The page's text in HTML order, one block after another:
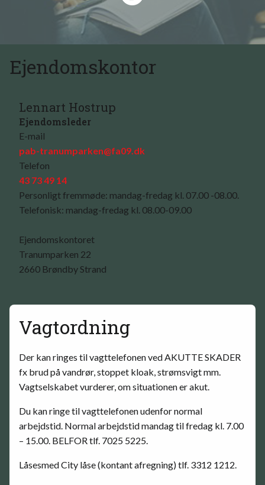
Ejendomskontor
Lennart Hostrup
Ejendomsleder
E-mail
pab-tranumparken@fa09.dk
Telefon
43 73 49 14
Personligt fremmøde: mandag-fredag kl. 07.00 -08.00.
Telefonisk: mandag-fredag kl. 08.00-09.00
Ejendomskontoret
Tranumparken 22
2660 Brøndby Strand
Vagtordning
Der kan ringes til vagttelefonen ved AKUTTE SKADER
fx brud på vandrør, stoppet kloak, strømsvigt mm.
Vagtselskabet vurderer, om situationen er akut.
Du kan ringe til vagttelefonen udenfor normal
arbejdstid. Normal arbejdstid mandag til fredag kl. 7.00
– 15.00. BELFOR tlf. 7025 5225.
Låsesmed City låse (kontant afregning) tlf. 3312 1212.